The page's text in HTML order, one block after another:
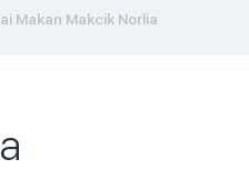
Makan Makcik Norlia